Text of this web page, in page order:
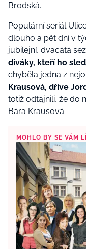
Brodská.
Populární seriál
dlouho a pět dní v
jubilejní, dvacátá
diváky, kteří ho
chyběla jedna z
Krausová, dříve
totiž odtajnili, že do
Bára Krausová.
MOHLO BY SE VÁM